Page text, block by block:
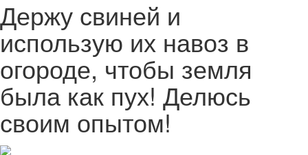
Держу свиней и
использую их навоз в
огороде, чтобы земля
была как пух! Делюсь
своим опытом!